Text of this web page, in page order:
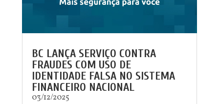
BC LANÇA SERVIÇO CONTRA
FRAUDES COM USO DE
IDENTIDADE FALSA NO SISTEMA
FINANCEIRO NACIONAL
03/12/2025